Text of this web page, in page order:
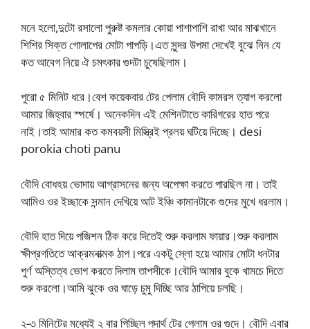
মনে হলো,দুটো রসালো পুরুষ্ট কমলার কোয়া পাশাপাশি রাখা আর মাঝখানে
শিশির সিক্ত গোলাপের মোটা পাপড়ি।এত সুন্দর উপমা দেখেই বুঝে নিন যে
কত আবেগ নিয়ে ঐ চমৎকার গুদটা চুষেছিলাম।
পুরো ৫ মিনিট ধরে।বেশ কয়েকবার টের পেলাম বৌদি কামরস ত্যাগ করলো
আমার জিহ্বার স্পর্ষে। অনেকদিন এই মেশিনটাতে কারিগরের হাত পরে
নাই।তাই আমার কত কমবয়সী মিস্ত্রিই প্রলয় ঘটিয়ে দিচ্ছে। desi
porokia choti panu
বৌদি বোধহয় ভোদায় আগ্রাসনের জন্য অপেক্ষা করতে পারছিল না। তাই
আমিও ওর ইচ্ছাকে সন্মান দেখিয়ে আট ইঞ্চি কামানটাকে গুদের মুখে ধরলাম।
বৌদি হাত দিয়ে পজিশন ঠিক করে দিতেই শুরু করলাম ফায়ার।শুরু করলাম
ক্ষীপ্রগতিতে আক্রমনাত্মক ঠাপ।পরে একটু স্লো হয়ে আমার মোটা ধনটার
পুর্ণ অস্তিত্ব ভোগ করতে দিলাম তাপসীকে।বৌদি আমার বুকে খামচে দিতে
শুরু করলো।আমি ঝুকে ওর ঘাড়ে চুমু দিচ্ছি আর ঠাপিয়ে চলছি।
২-৩ মিনিটের মধ্যেই ২ বার পিচ্ছিল পদার্থ টের পেলাম ওর গুদে। বৌদি এবার